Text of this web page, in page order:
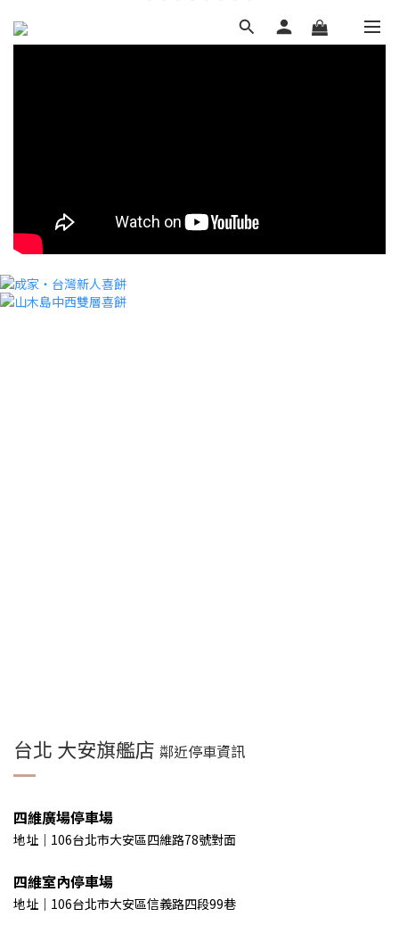
台北 大安旗艦店 鄰近停車資訊
四維廣場停車場
地址｜106台北市大安區四維路78號對面
四維室內停車場
地址｜106台北市大安區信義路四段99巷